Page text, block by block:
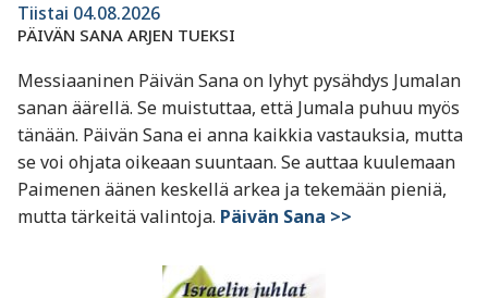
Tiistai 04.08.2026
PÄIVÄN SANA ARJEN TUEKSI
Messiaaninen Päivän Sana on lyhyt pysähdys Jumalan
sanan äärellä. Se muistuttaa, että Jumala puhuu myös
tänään. Päivän Sana ei anna kaikkia vastauksia, mutta
se voi ohjata oikeaan suuntaan. Se auttaa kuulemaan
Paimenen äänen keskellä arkea ja tekemään pieniä,
mutta tärkeitä valintoja. Päivän Sana >>